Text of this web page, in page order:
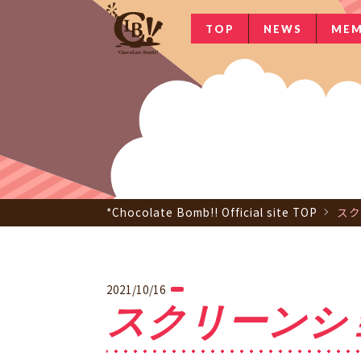
TOP NEWS
*Chocolate Bomb!! Official site TOP ス
2021/10/16
スクリーン